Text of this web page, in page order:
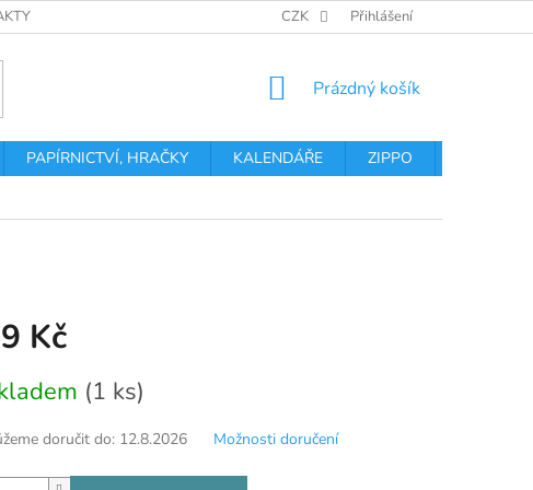
PODMÍNKY OCHRANY OSOBNÍCH
CZK Přihlášení
NÁKUPNÍ
Prázdný košík
PAPÍRNICTVÍ, HRAČKY KALENDÁŘE ZIPPO
Kč
(1 ks)
doručit do: 12.8.2026 Možnosti doručení